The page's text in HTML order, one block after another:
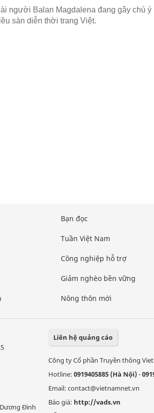
người Balan Magdalena đang gây chú ý
sàn diễn thời trang Việt.
Bạn đọc
Tuần Việt Nam
Công nghiệp hỗ trợ
Giảm nghèo bền vững
Nông thôn mới
Đình
Liên hệ quảng cáo
Công ty Cổ phần Truyền thông
Hotline: 0919405885 (Hà Nội)-
Email: contact@vietnamnet.vn
Báo giá: http://vads.vn